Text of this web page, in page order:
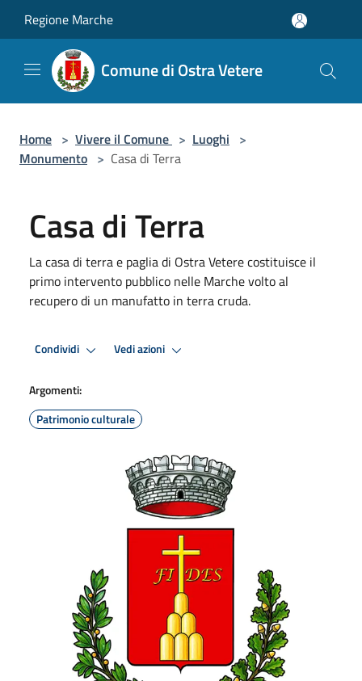
Regione Marche
Comune di Ostra Vetere
Home > Vivere il Comune > Luoghi >
Monumento > Casa di Terra
Casa di Terra
La casa di terra e paglia di Ostra Vetere costituisce il
primo intervento pubblico nelle Marche volto al
recupero di un manufatto in terra cruda.
Condividi Vedi azioni
Argomenti:
Patrimonio culturale